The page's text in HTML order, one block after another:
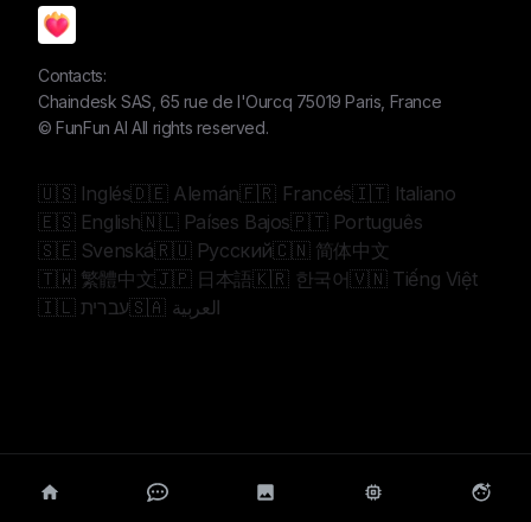
Contacts:
Chaindesk SAS, 65 rue de l'Ourcq 75019 Paris, France
©FunFun AI All rights reserved.
🇺🇸 Inglés🇩🇪 Alemán🇫🇷 Francés🇮🇹 Italiano
🇪🇸 English🇳🇱 Países Bajos🇵🇹 Português
🇸🇪 Svenská🇷🇺 Русский🇨🇳 简体中文
🇹🇼 繁體中文🇯🇵 日本語🇰🇷 한국어🇻🇳 Tiếng Việt
🇮🇱 עברית
🇸🇦 العربية